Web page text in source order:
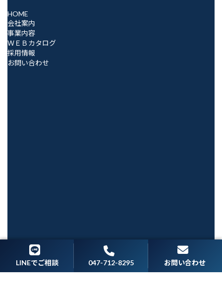
リ
ン
ク
リ
ン
ク
HOME
会社案内
事業内容
ＷＥＢカタログ
採用情報
お問い合わせ
©︎BIGHEART ALL RIGHTS RESERVED.
LINEでご相談 047-712-8295 お問い合わせ